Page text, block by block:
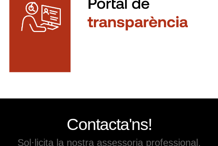
Contacta'ns!
Sol·licita la nostra assessoria professional.